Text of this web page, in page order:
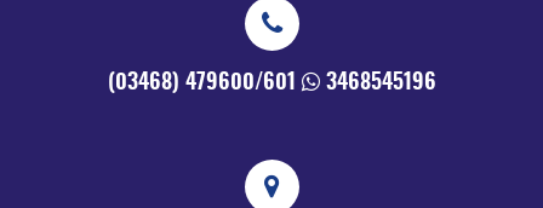
(03468) 479600/601 3468545196